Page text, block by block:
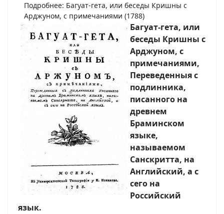
Подробнее: Багуат-гета, или беседы Кришны с
Арджуном, с примечаниями (1788)
Багуат-гета, или
беседы Кришны с
Арджуном, с
примечаниями,
Переведенныя с
подлинника,
писанного на
древнем
Браминском
языке,
называемом
Санскритта, на
Английский, а с
сего на
Российский
язык.